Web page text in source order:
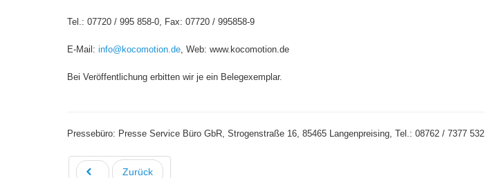
Tel.: 07720 / 995 858-0, Fax: 07720 / 995858-9
E-Mail: info@kocomotion.de , Web: www.kocomotion.de
Bei Veröffentlichung erbitten wir je ein Belegexemplar.
Pressebüro: Presse Service Büro GbR, Strogenstraße 16, 85465 Langenpreising, Tel.: 08762 / 7377 532
Zurück